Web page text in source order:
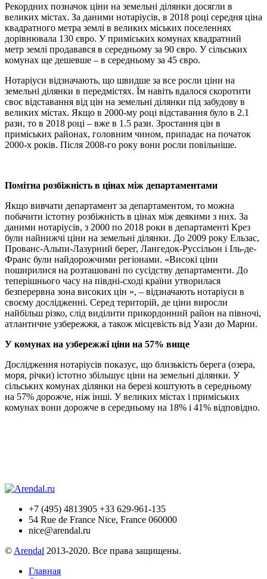
Рекордних позначок ціни на земельні ділянки досягли в
великих містах. За даними нотаріусів, в 2018 році середня ціна
квадратного метра землі в великих міських поселеннях
дорівнювала 130 євро. У приміських комунах квадратний
метр землі продавався в середньому за 90 євро. У сільських
комунах ще дешевше – в середньому за 45 євро.
Нотаріуси відзначають, що швидше за все росли ціни на
земельні ділянки в передмістях. Їм навіть вдалося скоротити
своє відставання від цін на земельні ділянки під забудову в
великих містах. Якщо в 2000-му році відставання було в 2.1
рази, то в 2018 році – вже в 1.5 рази. Зростання цін в
приміських районах, головним чином, припадає на початок
2000-х років. Після 2008-го року вони росли повільніше.
Помітна розбіжність в цінах між департаментами
Якщо вивчати департамент за департаментом, то можна
побачити істотну розбіжність в цінах між деякими з них. За
даними нотаріусів, з 2000 по 2018 роки в департаменті Крез
були найнижчі ціни на земельні ділянки. До 2009 року Ельзас,
Прованс-Альпи-Лазурний берег, Лангедок-Руссільон і Іль-де-
Франс були найдорожчими регіонами. «Високі ціни
поширилися на розташовані по сусідству департаменти. До
теперішнього часу на півдні-сході країни утворилася
безперервна зона високих цін », – відзначають нотаріуси в
своєму дослідженні. Серед територій, де ціни виросли
найбільш різко, слід виділити прикордонний район на півночі,
атлантичне узбережжя, а також місцевість від Уази до Марни.
У комунах на узбережжі ціни на 57% вище
Дослідження нотаріусів показує, що близькість берега (озера,
моря, річки) істотно збільшує ціни на земельні ділянки. У
сільських комунах ділянки на березі коштують в середньому
на 57% дорожче, ніж інші. У великих містах і приміських
комунах вони дорожче в середньому на 18% і 41% відповідно.
+7 (495) 4813905 +33 629-961-135
54 Rue de France Nice, France 060000
nice@arendal.ru
© Arendal 2013-2020. Все права защищены.
Главная